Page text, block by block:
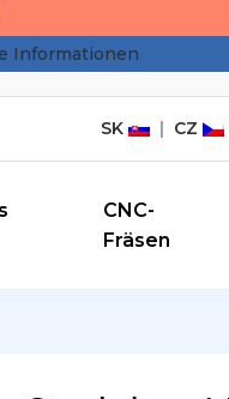
Informationen
SK | CZ
CNC-
Fräsen